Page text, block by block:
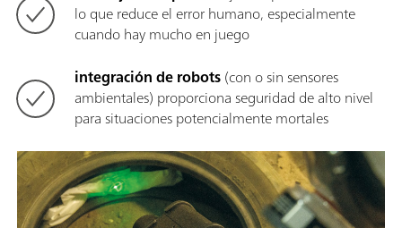
lo que reduce el error humano, especialmente
cuando hay mucho en juego
integración de robots(con o sin sensores
ambientales) proporciona seguridad de alto nivel
para situaciones potencialmente mortales